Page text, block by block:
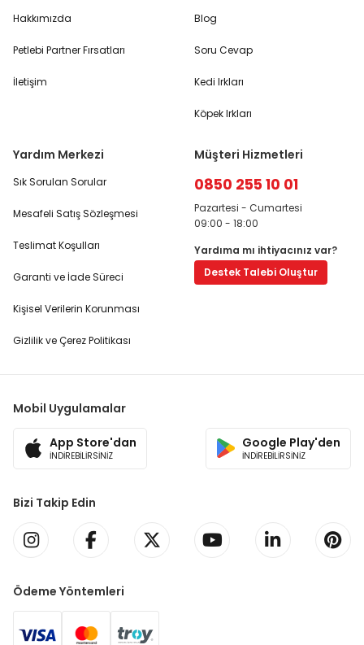
Hakkımızda
Petlebi Partner Fırsatları
İletişim
Blog
Soru Cevap
Kedi Irkları
Köpek Irkları
Yardım Merkezi
Sık Sorulan Sorular
Mesafeli Satış Sözleşmesi
Teslimat Koşulları
Garanti ve İade Süreci
Kişisel Verilerin Korunması
Gizlilik ve Çerez Politikası
Müşteri Hizmetleri
0850 255 10 01
Pazartesi - Cumartesi
09:00 - 18:00
Yardıma mı ihtiyacınız var?
Destek Talebi Oluştur
Mobil Uygulamalar
App Store'dan
İNDİREBİLİRSİNİZ
Google Play'den
İNDİREBİLİRSİNİZ
Bizi Takip Edin
Ödeme Yöntemleri